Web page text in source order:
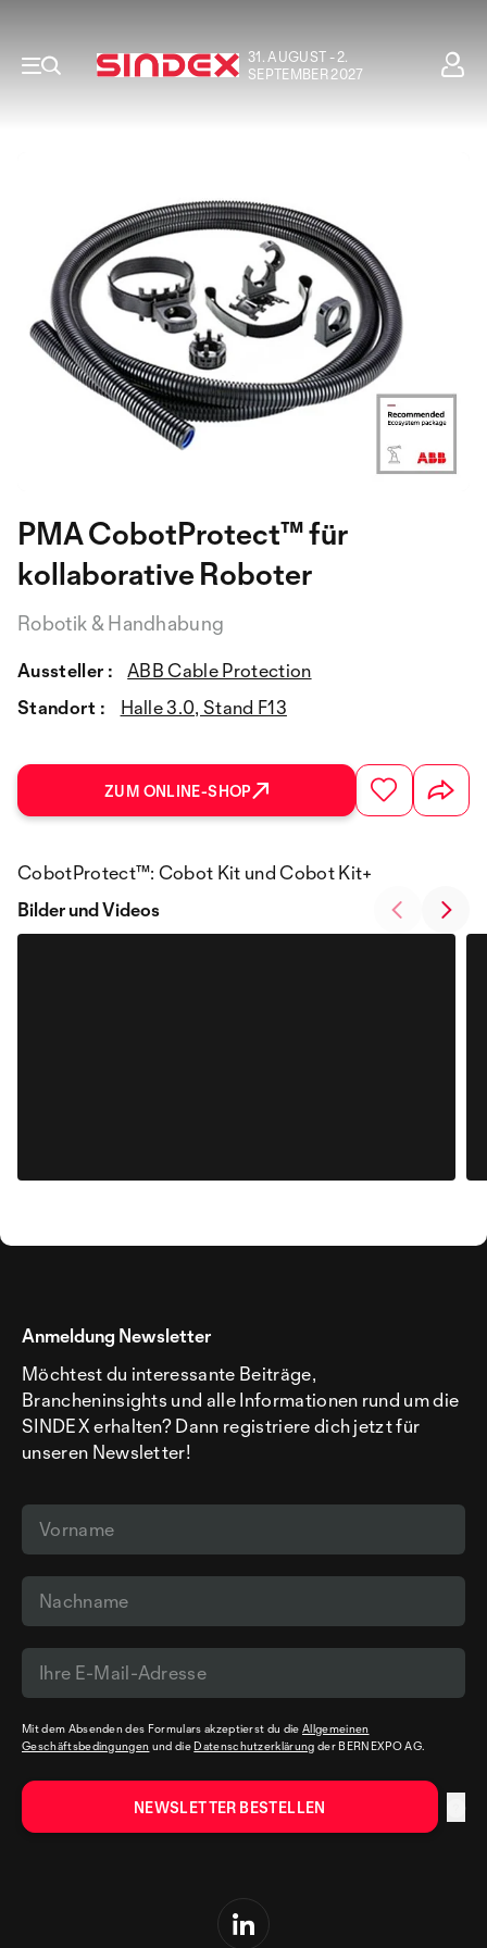
31. AUGUST - 2.
SEPTEMBER 2027
PMA CobotProtect™ für
kollaborative Roboter
Robotik & Handhabung
Aussteller :
ABB Cable Protection
Standort :
Halle 3.0, Stand F13
ZUM ONLINE-SHOP
CobotProtect™: Cobot Kit und Cobot Kit+
Bilder und Videos
Anmeldung Newsletter
Möchtest du interessante Beiträge,
Brancheninsights und alle Informationen rund um die
SINDEX erhalten? Dann registriere dich jetzt für
unseren Newsletter!
Mit dem Absenden des Formulars akzeptierst du dieAllgemeinen
Geschäftsbedingungen und die Datenschutzerklärung der BERNEXPO AG.